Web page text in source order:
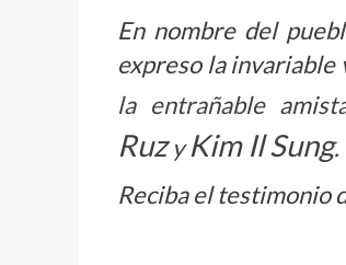
En nombre del
expreso la
la entrañable
RuzyKim Il Sung.
Reciba el testimonio